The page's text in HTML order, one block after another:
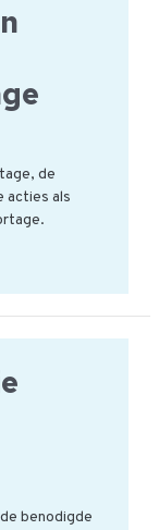
de
acties als
benodigde